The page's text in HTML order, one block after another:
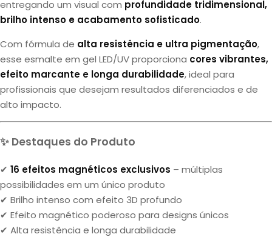
entregando um visual com profundidade tridimensional,
brilho intenso e acabamento sofisticado.
Com fórmula de alta resistência e ultra pigmentação,
esse esmalte em gel LED/UV proporciona cores vibrantes,
efeito marcante e longa durabilidade, ideal para
profissionais que desejam resultados diferenciados e de
alto impacto.
✨ Destaques do Produto
✔ 16 efeitos magnéticos exclusivos – múltiplas
possibilidades em um único produto
✔ Brilho intenso com efeito 3D profundo
✔ Efeito magnético poderoso para designs únicos
✔ Alta resistência e longa durabilidade